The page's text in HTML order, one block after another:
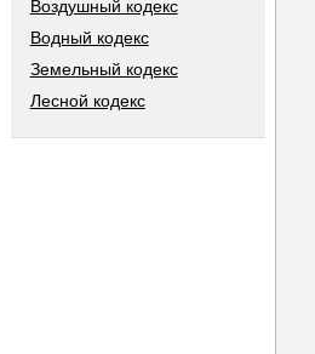
Воздушный кодекс
Водный кодекс
Земельный кодекс
Лесной кодекс